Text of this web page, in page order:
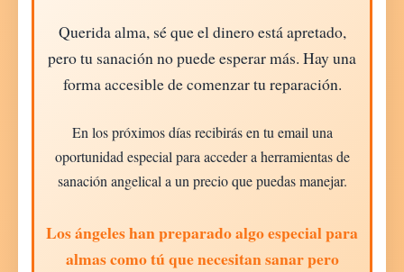
Querida alma, sé que el dinero está apretado,
pero tu sanación no puede esperar más. Hay una
forma accesible de comenzar tu reparación.
En los próximos días recibirás en tu email una
oportunidad especial para acceder a herramientas de
sanación angelical a un precio que puedas manejar.
Los ángeles han preparado algo especial para
almas como tú que necesitan sanar pero